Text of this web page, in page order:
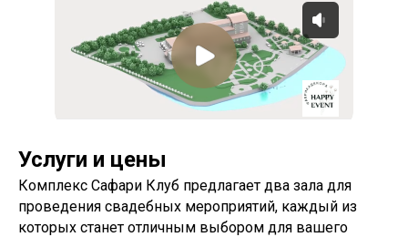
Услуги и цены
Комплекс Сафари Клуб предлагает два зала для
проведения свадебных мероприятий, каждый из
которых станет отличным выбором для вашего